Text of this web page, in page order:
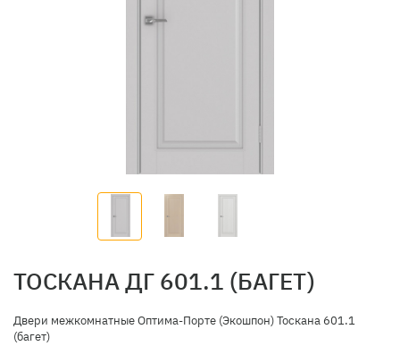
ТОСКАНА ДГ 601.1 (БАГЕТ)
Двери межкомнатные Оптима-Порте (Экошпон) Тоскана 601.1
(багет)